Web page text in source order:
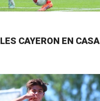
CAYERON EN CASA